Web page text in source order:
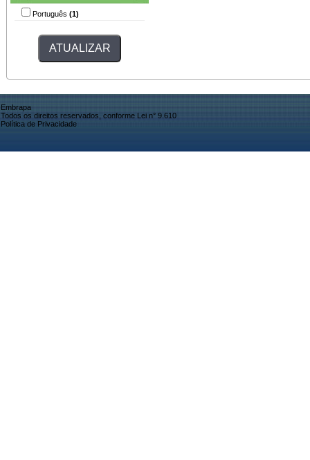
Português (1)
Embrapa
Todos os direitos reservados, conforme Lei n° 9.610
Política de Privacidade